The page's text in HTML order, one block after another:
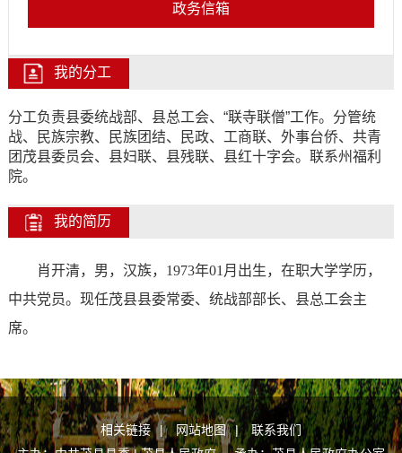
政务信箱
我的分工
分工负责县委统战部、县总工会、“联寺联僧”工作。分管统
战、民族宗教、民族团结、民政、工商联、外事台侨、共青
团茂县委员会、县妇联、县残联、县红十字会。联系州福利
院。
我的简历
肖开清，男， 汉族， 1973年01 月出生， 在职大学学历，
中共党员。 现任茂县县委常委、统战部部长、县总工会主
席。
相关链接 | 网站地图 |
联系我们